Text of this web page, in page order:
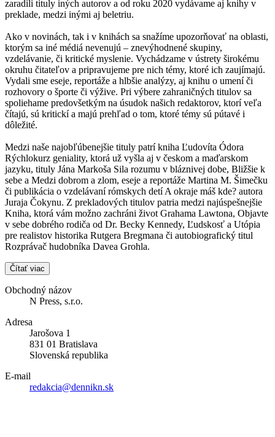
zaradili tituly iných autorov a od roku 2020 vydávame aj knihy v
preklade, medzi inými aj beletriu.
Ako v novinách, tak i v knihách sa snažíme upozorňovať na oblasti,
ktorým sa iné médiá nevenujú – znevýhodnené skupiny,
vzdelávanie, či kritické myslenie. Vychádzame v ústrety širokému
okruhu čitateľov a pripravujeme pre nich témy, ktoré ich zaujímajú.
Vydali sme eseje, reportáže a hlbšie analýzy, aj knihu o umení či
rozhovory o športe či výžive. Pri výbere zahraničných titulov sa
spoliehame predovšetkým na úsudok našich redaktorov, ktorí veľa
čítajú, sú kritickí a majú prehľad o tom, ktoré témy sú pútavé i
dôležité.
Medzi naše najobľúbenejšie tituly patrí kniha Ľudovíta Ódora
Rýchlokurz geniality, ktorá už vyšla aj v českom a maďarskom
jazyku, tituly Jána Markoša Sila rozumu v bláznivej dobe, Bližšie k
sebe a Medzi dobrom a zlom, eseje a reportáže Martina M. Šimečku
či publikácia o vzdelávaní rómskych detí A okraje máš kde? autora
Juraja Čokynu. Z prekladových titulov patria medzi najúspešnejšie
Kniha, ktorá vám možno zachráni život Grahama Lawtona, Objavte
v sebe dobrého rodiča od Dr. Becky Kennedy, Ľudskosť a Utópia
pre realistov historika Rutgera Bregmana či autobiografický titul
Rozprávač hudobníka Davea Grohla.
Čítať viac
Obchodný názov
N Press, s.r.o.
Adresa
Jarošova 1
831 01 Bratislava
Slovenská republika
E-mail
redakcia@dennikn.sk